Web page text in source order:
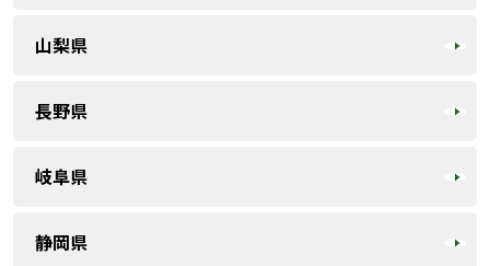
山梨県
長野県
岐阜県
静岡県